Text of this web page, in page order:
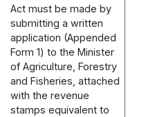
Act must be made by
submitting a written
application (Appended
Form 1) to the Minister
of Agriculture, Forestry
and Fisheries, attached
with the revenue
stamps equivalent to